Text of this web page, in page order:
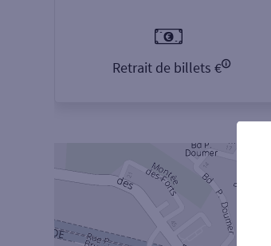
Retrait de billets €